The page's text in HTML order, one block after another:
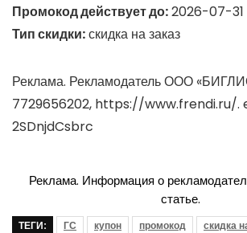
Промокод действует до:2026-07-31
Тип скидки:скидка на заказ
Реклама. Рекламодатель ООО
7729656202, https://www.frendi.ru/.
2SDnjdCsbrc
Реклама. Информация о
статье.
ТЕГИ: ГС купон промокод скидка